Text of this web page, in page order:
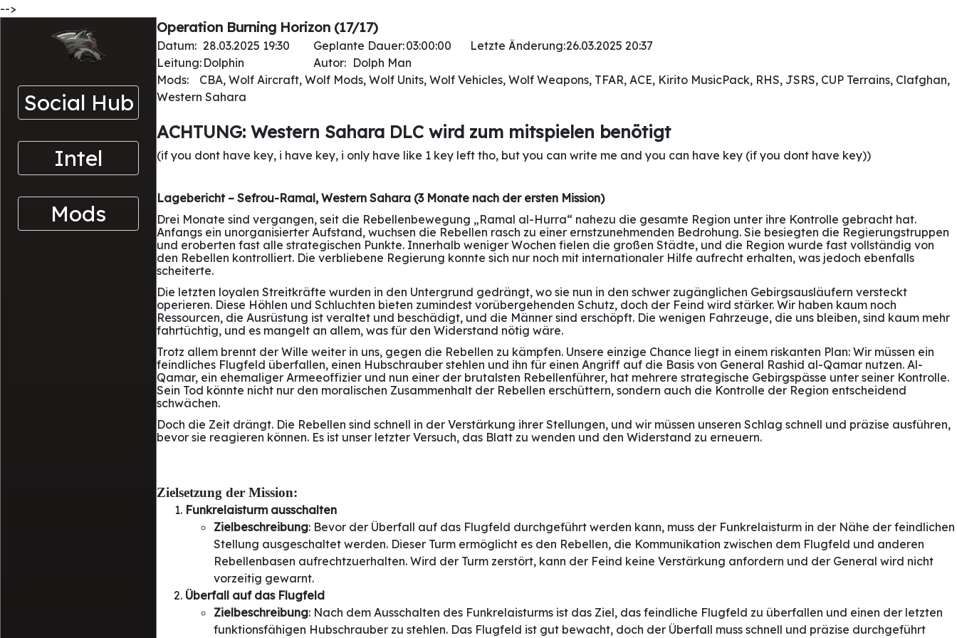
-->
Social Hub
Intel
Mods
Operation Burning Horizon (17/17)
Datum: 28.03.2025 19:30 Geplante Dauer:03:00:00 Letzte Änderung:26.03.2025 20:37
Leitung: Dolphin Autor: Dolph Man
Mods:
CBA, Wolf Aircraft, Wolf Mods, Wolf Units, Wolf Vehicles, Wolf Weapons, TFAR, ACE, Kirito MusicPack, RHS, JSRS, CUP Terrains, Clafghan,
Western Sahara
ACHTUNG: Western Sahara DLC wird zum mitspielen benötigt
(if you dont have key, i have key, i only have like 1 key left tho, but you can write me and you can have key (if you dont have key))
Lagebericht – Sefrou-Ramal, Western Sahara (3 Monate nach der ersten Mission)
Drei Monate sind vergangen, seit die Rebellenbewegung „Ramal al-Hurra“ nahezu die gesamte Region unter ihre Kontrolle gebracht hat.
Anfangs ein unorganisierter Aufstand, wuchsen die Rebellen rasch zu einer ernstzunehmenden Bedrohung. Sie besiegten die Regierungstruppen
und eroberten fast alle strategischen Punkte. Innerhalb weniger Wochen fielen die großen Städte, und die Region wurde fast vollständig von
den Rebellen kontrolliert. Die verbliebene Regierung konnte sich nur noch mit internationaler Hilfe aufrecht erhalten, was jedoch ebenfalls
scheiterte.
Die letzten loyalen Streitkräfte wurden in den Untergrund gedrängt, wo sie nun in den schwer zugänglichen Gebirgsausläufern versteckt
operieren. Diese Höhlen und Schluchten bieten zumindest vorübergehenden Schutz, doch der Feind wird stärker. Wir haben kaum noch
Ressourcen, die Ausrüstung ist veraltet und beschädigt, und die Männer sind erschöpft. Die wenigen Fahrzeuge, die uns bleiben, sind kaum mehr
fahrtüchtig, und es mangelt an allem, was für den Widerstand nötig wäre.
Trotz allem brennt der Wille weiter in uns, gegen die Rebellen zu kämpfen. Unsere einzige Chance liegt in einem riskanten Plan: Wir müssen ein
feindliches Flugfeld überfallen, einen Hubschrauber stehlen und ihn für einen Angriff auf die Basis von General Rashid al-Qamar nutzen. Al-
Qamar, ein ehemaliger Armeeoffizier und nun einer der brutalsten Rebellenführer, hat mehrere strategische Gebirgspässe unter seiner Kontrolle.
Sein Tod könnte nicht nur den moralischen Zusammenhalt der Rebellen erschüttern, sondern auch die Kontrolle der Region entscheidend
schwächen.
Doch die Zeit drängt. Die Rebellen sind schnell in der Verstärkung ihrer Stellungen, und wir müssen unseren Schlag schnell und präzise ausführen,
bevor sie reagieren können. Es ist unser letzter Versuch, das Blatt zu wenden und den Widerstand zu erneuern.
Zielsetzung der Mission:
Funkrelaisturm ausschalten
Zielbeschreibung: Bevor der Überfall auf das Flugfeld durchgeführt werden kann, muss der Funkrelaisturm in der Nähe der feindlichen
Stellung ausgeschaltet werden. Dieser Turm ermöglicht es den Rebellen, die Kommunikation zwischen dem Flugfeld und anderen
Rebellenbasen aufrechtzuerhalten. Wird der Turm zerstört, kann der Feind keine Verstärkung anfordern und der General wird nicht
vorzeitig gewarnt.
Überfall auf das Flugfeld
Zielbeschreibung: Nach dem Ausschalten des Funkrelaisturms ist das Ziel, das feindliche Flugfeld zu überfallen und einen der letzten
funktionsfähigen Hubschrauber zu stehlen. Das Flugfeld ist gut bewacht, doch der Überfall muss schnell und präzise durchgeführt